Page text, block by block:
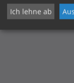
Ich lehne ab